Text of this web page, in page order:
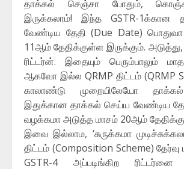
தாக்கல் செஞ்சா போதும்,
இருக்கலாம்! இந்த GSTR-1க்கான
வேண்டிய தேதி (Due Date)
11ஆம் தேதிக்குள்ள இருக்கும்.
ரிட்டர்ன். இதையும் பெரும்பாலும்
ஆகவோ இல்ல QRMP திட்டம் (QRMP
காலாண்டு முறையிலேயோ
இதுக்கான தாக்கல் செய்ய வேண்டிய
வழக்கமா அடுத்த மாசம் 20ஆம்
இவை இல்லாம, ‘சுருக்கமா
திட்டம் (Composition Scheme)
GSTR-4 அப்படிங்கிற ரிட்டர்னை